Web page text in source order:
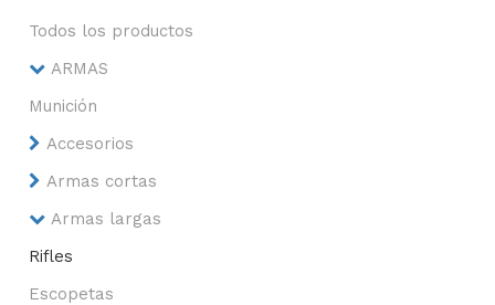
Todos los productos
ARMAS
Munición
Accesorios
Armas cortas
Armas largas
Rifles
Escopetas